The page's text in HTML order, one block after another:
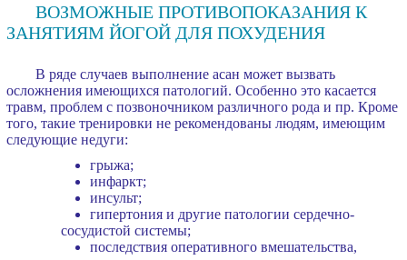
ВОЗМОЖНЫЕ ПРОТИВОПОКАЗАНИЯ К
ЗАНЯТИЯМ ЙОГОЙ ДЛЯ ПОХУДЕНИЯ
В ряде случаев выполнение асан может вызвать
осложнения имеющихся патологий. Особенно это касается
травм, проблем с позвоночником различного рода и пр. Кроме
того, такие тренировки не рекомендованы людям, имеющим
следующие недуги:
грыжа;
инфаркт;
инсульт;
гипертония и другие патологии сердечно-
сосудистой системы;
последствия оперативного вмешательства,